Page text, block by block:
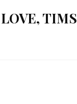
TIMS